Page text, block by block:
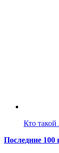
Кто
Последние 100